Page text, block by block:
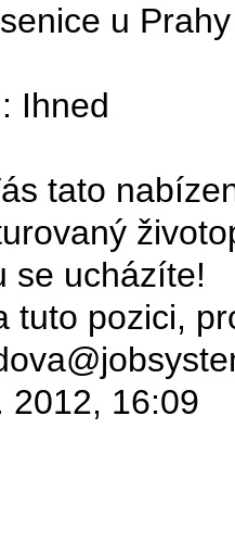
u
Ihned
tato
se ucházíte!
tuto pozici,
2012, 16:09